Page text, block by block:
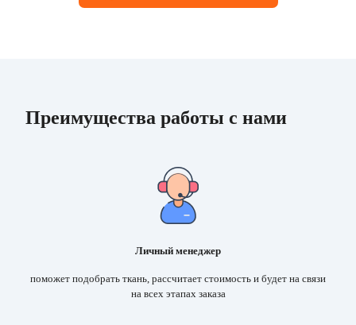
Преимущества работы с нами
Личный менеджер
поможет подобрать ткань, рассчитает стоимость и будет на связи
на всех этапах заказа